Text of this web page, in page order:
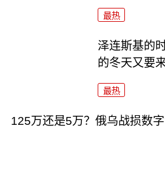
最热
泽连斯基的
的冬天又要
最热
125万还是5万？俄乌战损数